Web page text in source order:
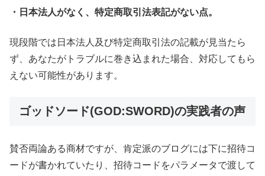
・日本法人がなく、特定商取引法表記がない点。
現段階では日本法人及び特定商取引法の記載が見当たら
ず、あなたがトラブルに巻き込まれた場合、対応してもら
えない可能性があります。
ゴッドソード(GOD:SWORD)の実践者の声
賛否両論ある商材ですが、肯定派のブログには下に招待コ
ードが書かれていたり、招待コードをパラメータで渡して